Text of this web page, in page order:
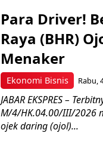
Ekonomi Bisnis
Para Driver!
Raya (BHR)
Menaker
Rabu,
JABAR EKSPRES –
M/4/HK.04.00/III/2026
ojek daring (ojol)...